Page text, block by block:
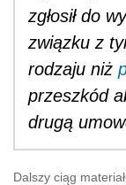
zgłosił do
związku z
rodzaju niż
przeszkód
drugą
Dalszy ciąg